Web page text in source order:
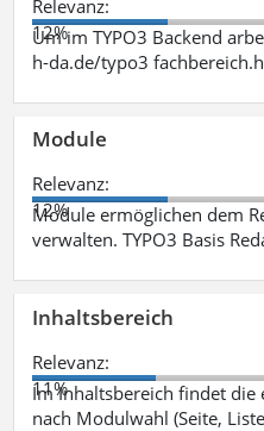
Relevanz:
12%
Um im TYPO3 Backend
h-da.de/typo3
Module
Relevanz:
12%
Module ermöglichen dem
verwalten. TYPO3 Basis
Inhaltsbereich
Relevanz:
11%
Im Inhaltsbereich findet die
nach Modulwahl (Seite,